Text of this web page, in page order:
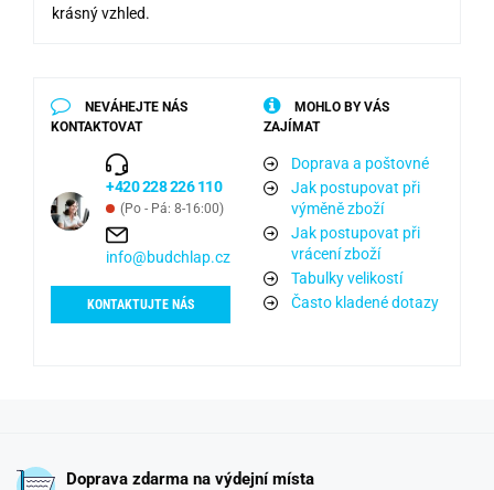
krásný vzhled.
NEVÁHEJTE NÁS
KONTAKTOVAT
+420 228 226 110
(Po - Pá: 8-16:00)
info@budchlap.cz
KONTAKTUJTE NÁS
MOHLO BY VÁS
ZAJÍMAT
Doprava a poštovné
Jak postupovat při
výměně zboží
Jak postupovat při
vrácení zboží
Tabulky velikostí
Často kladené dotazy
Doprava zdarma na výdejní místa